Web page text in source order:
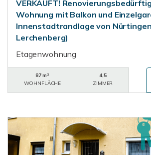
VERKAUFT!
Wohnung mit Balkon und
Innenstadtrandlage von
Lerchenberg)
Etagenwohnung
87 m²
WOHNFLÄCHE
4,5
ZIMMER